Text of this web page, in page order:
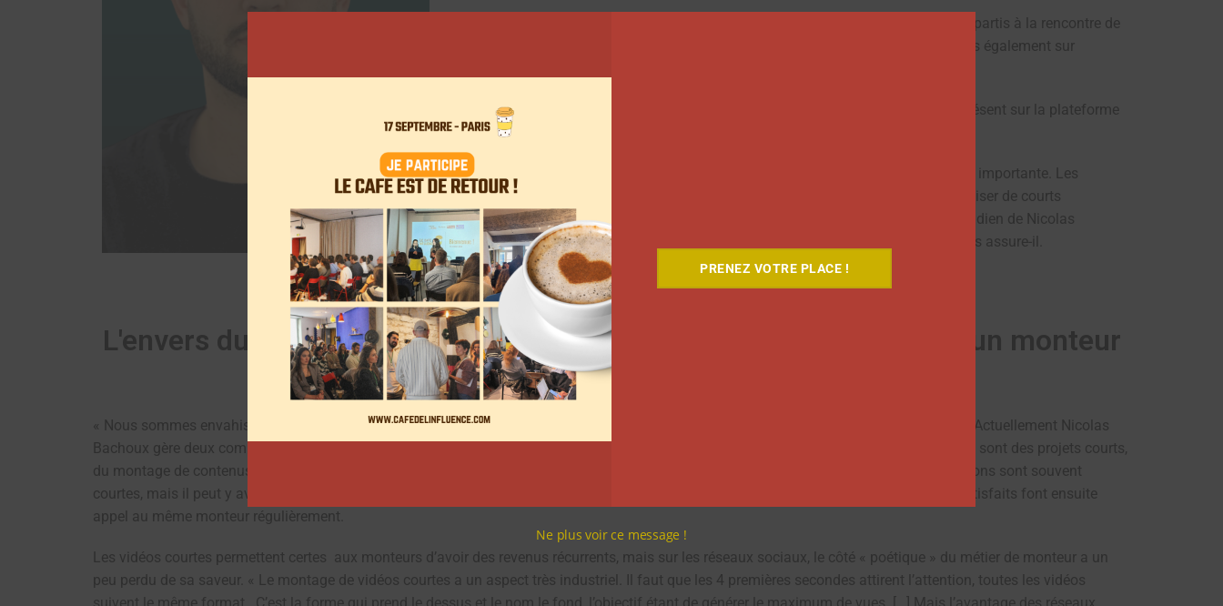
Pour comprendre comment cette industrie est structurée en France, nous sommes partis à la rencontre de
ces freelances présents sur Fiverr pour en savoir davantage sur leur quotidien, mais également sur
Voici le portrait de Nicolas Bachoux, 31 ans, monteur vidéo depuis 7 ans qui est présent sur la plateforme
Fiverr.
Dans son milieu professionnel, les réseaux sociaux ont évidemment pris une place importante. Les
professionnels et même les utilisateurs font appel à des monteurs vidéos pour réaliser de courts
contenus au format vertical. Aujourd’hui, ce type de projet représente 90% du quotidien de Nicolas
Bachoux. « Le social media a eu un impact énorme sur le métier de vidéaste », nous assure-il.
L'envers du décor des vidéos courtes sur les réseaux sociaux pour un monteur
« Nous sommes envahis par les vidéos courtes. Elles représentent un travail énorme », tient-il à préciser avant d’entrer dans le vif du sujet. Actuellement Nicolas
Bachoux gère deux comptes sur les réseaux sociaux. Le premier est animé par un coach de tennis pour qui il monte des vidéos courtes. Ce sont des projets courts,
du montage de contenus de moins d’une minute en 9:16. Pour que ce soit rentable , il faut multiplier les clients ou les projets, car les missions sont souvent
courtes, mais il peut y avoir des demandes de montage récurrentes par un même client plusieurs fois dans le mois. Ces clients une fois satisfaits font ensuite
appel au même monteur régulièrement.
Les vidéos courtes permettent certes aux monteurs d’avoir des revenus récurrents, mais sur les réseaux sociaux, le côté « poétique » du métier de monteur a un
peu perdu de sa saveur. « Le montage de vidéos courtes a un aspect très industriel. Il faut que les 4 premières secondes attirent l’attention, toutes les vidéos
module
PRENEZ VOTRE PLACE !
Ne plus voir ce message !